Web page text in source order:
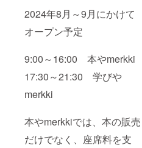
2024年8月～9月にかけて
オープン予定
9:00～16:00 本やmerkki
17:30～21:30 学びや
merkki
本やmerkkiでは、本の販売
だけでなく、座席料を支